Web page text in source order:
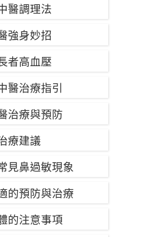
醫調理法
強身妙招
者高血壓
醫治療指引
治療與預防
療建議
見鼻過敏現象
的預防與治療
的注意事項